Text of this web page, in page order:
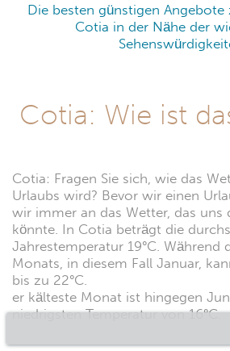
Die besten günstigen
Cotia in der Nähe der
Cotia: Wie ist
Cotia: Fragen Sie sich, wie das
Urlaubs wird? Bevor wir einen
wir immer an das Wetter, das uns
könnte. In Cotia beträgt die
Jahrestemperatur 19°C. Während
Monats, in diesem Fall Januar,
bis zu 22°C.
er kälteste Monat ist hingegen
niedrigsten Temperatur von 16°C.